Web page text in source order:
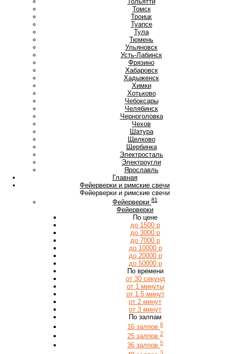
Томск
Троицк
Туапсе
Тула
Тюмень
Ульяновск
Усть-Лабинск
Фрязино
Хабаровск
Хадыженск
Химки
Хотьково
Чебоксары
Челябинск
Черноголовка
Чехов
Шатура
Щелково
Щербинка
Электросталь
Электроугли
Ярославль
Главная
Фейерверки и римские свечи
Фейерверки и римские свечи
Фейерверки 81
Фейерверки
По цене
до 1500 р
до 3000 р
до 7000 р
до 10000 р
до 20000 р
до 50000 р
По времени
от 30 секунд
от 1 минуты
от 1.5 минут
от 2 минут
от 3 минут
По залпам
16 залпов 6
25 залпов 2
36 залпов 5
3